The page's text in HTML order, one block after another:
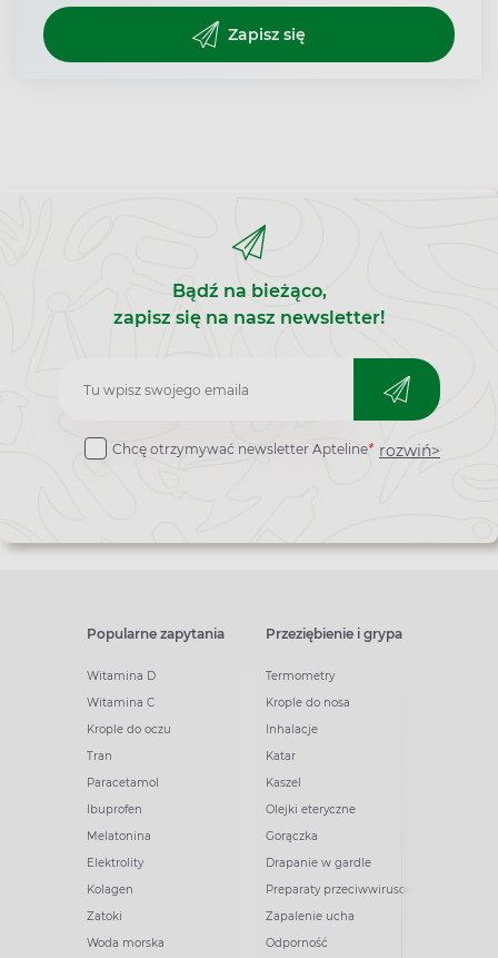
Zapisz się
Bądź na bieżąco,
zapisz się na nasz newsletter!
Zapisz
do
Chcę otrzymywać newsletter Apteline* rozwiń>
Popularne zapytania
Witamina D
Witamina C
Krople do oczu
Tran
Paracetamol
Ibuprofen
Melatonina
Elektrolity
Kolagen
Zatoki
Woda morska
Przeziębienie i grypa
Termometry
Krople do nosa
Inhalacje
Katar
Kaszel
Olejki eteryczne
Gorączka
Drapanie w gardle
Preparaty przeciwwirusowe
Zapalenie ucha
Odporność